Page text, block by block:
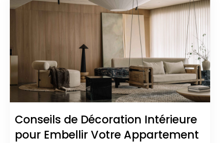
Conseils de Décoration Intérieure
pour Embellir Votre Appartement